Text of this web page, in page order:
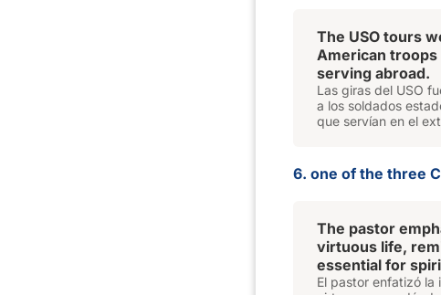
The USO tours
American
serving abroad.
Las giras del USO
a los soldados
que servían en el
6. one of the three
The pastor
virtuous life,
essential for
El pastor enfatizó la